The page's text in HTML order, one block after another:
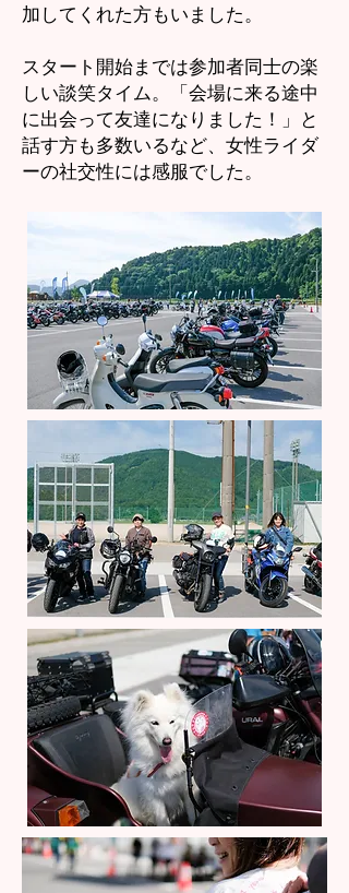
加してくれた方もいました。
スタート開始までは参加者同士の楽
しい談笑タイム。「会場に来る途中
に出会って友達になりました！」と
話す方も多数いるなど、女性ライダ
ーの社交性には感服でした。